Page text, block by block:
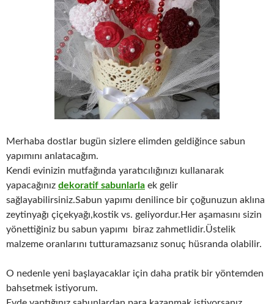
Merhaba dostlar bugün sizlere elimden geldiğince sabun
yapımını anlatacağım.
Kendi evinizin mutfağında yaratıcılığınızı kullanarak
yapacağınız dekoratif sabunlarla ek gelir
sağlayabilirsiniz.Sabun yapımı denilince bir çoğunuzun aklına
zeytinyağı çiçekyağı,kostik vs. geliyordur.Her aşamasını sizin
yönettiğiniz bu sabun yapımı biraz zahmetlidir.Üstelik
malzeme oranlarını tutturamazsanız sonuç hüsranda olabilir.
O nedenle yeni başlayacaklar için daha pratik bir yöntemden
bahsetmek istiyorum.